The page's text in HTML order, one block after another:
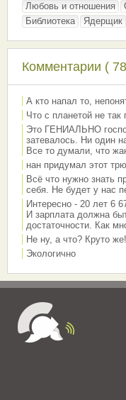
Любовь и отношения
Библиотека
Ядерщик
Комментарии (
А кто напал то,
Что с планетой не
Это ГЕНИАЛЬНО
затевалось. Ни один
Все то думали, что
нан придумал этот
Всё что нужно знать
себя. Не будет у нас
Интересно - 20 лет 6
И зарплата должна
достаточности. Как
Не ну, а что? Круто
Экологично